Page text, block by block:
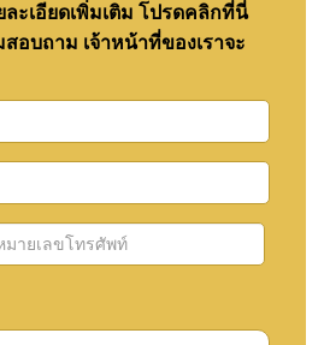
ะเอียดเพิ่มเติม โปรดคลิกที่นี่
อบถาม เจ้าหน้าที่ของเราจะ